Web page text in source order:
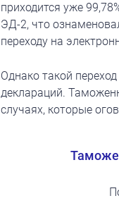
приходится уже
ЭД-2, что
переходу на
Однако такой
деклараций.
случаях, которые